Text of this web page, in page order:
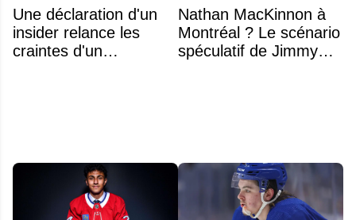
Une déclaration d'un
insider relance les
craintes d'un
Nathan MacKinnon à
Montréal ? Le scénario
spéculatif de Jimmy